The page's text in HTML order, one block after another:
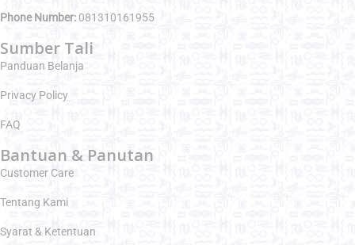
Phone Number: 081310161955
Sumber Tali
Panduan Belanja
Privacy Policy
FAQ
Bantuan & Panutan
Customer Care
Tentang Kami
Syarat & Ketentuan